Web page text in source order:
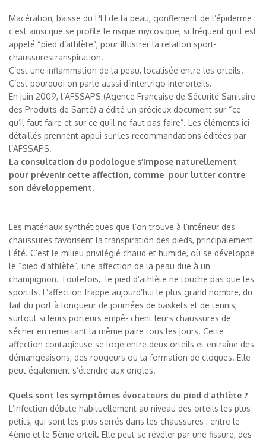
Macération, baisse du PH de la peau, gonflement de l’épiderme :
c’est ainsi que se profile le risque mycosique, si fréquent qu’il est
appelé “pied d’athlète”, pour illustrer la relation sport-
chaussurestranspiration.
C’est une inflammation de la peau, localisée entre les orteils.
C’est pourquoi on parle aussi d’intertrigo interorteils.
En juin 2009, l’AFSSAPS (Agence Française de Sécurité Sanitaire
des Produits de Santé) a édité un précieux document sur “ce
qu’il faut faire et sur ce qu’il ne faut pas faire”. Les éléments ici
détaillés prennent appui sur les recommandations éditées par
l’AFSSAPS.
La consultation du podologue s’impose naturellement
pour prévenir cette affection, comme pour lutter contre
son développement.
Les matériaux synthétiques que l’on trouve à l’intérieur des
chaussures favorisent la transpiration des pieds, principalement
l’été. C’est le milieu privilégié chaud et humide, où se développe
le “pied d’athlète”, une affection de la peau due à un
champignon. Toutefois, le pied d’athlète ne touche pas que les
sportifs. L’affection frappe aujourd’hui le plus grand nombre, du
fait du port à longueur de journées de baskets et de tennis,
surtout si leurs porteurs empê- chent leurs chaussures de
sécher en remettant la même paire tous les jours. Cette
affection contagieuse se loge entre deux orteils et entraîne des
démangeaisons, des rougeurs ou la formation de cloques. Elle
peut également s’étendre aux ongles.
Quels sont les symptômes évocateurs du pied d’athlète ?
L’infection débute habituellement au niveau des orteils les plus
petits, qui sont les plus serrés dans les chaussures : entre le
4ème et le 5ème orteil. Elle peut se révéler par une fissure, des